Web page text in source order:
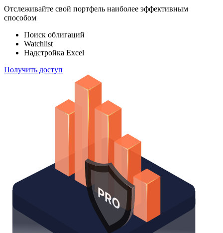
100 000
Отслеживайте свой портфель наиболее эффективным
способом
Поиск облигаций
Надстройка Excel
Получить доступ